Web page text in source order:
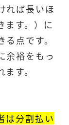
れば長いほ
ます。）に
点です。
余裕をもっ
す。
は分割払い